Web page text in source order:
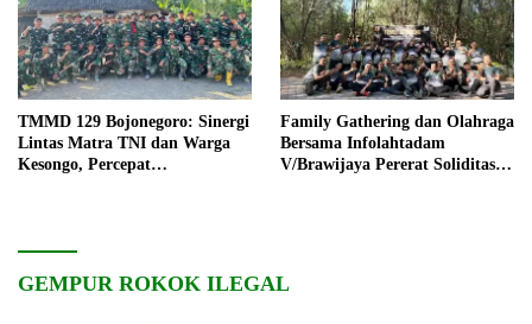
TMMD 129 Bojonegoro: Sinergi
Lintas Matra TNI dan Warga
Kesongo, Percepat
Family Gathering dan Olahraga
Bersama Infolahtadam
V/Brawijaya Pererat Soliditas
GEMPUR ROKOK ILEGAL